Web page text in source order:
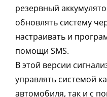
резервный
обновлять систему
настраивать и
помощи SMS.
В этой версии
управлять системой
автомобиля, так и с